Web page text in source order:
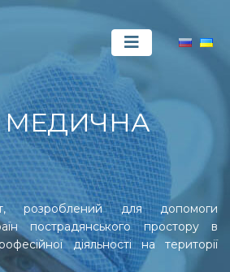
МЕДИЧНА
розроблений для допомоги
пострадянського простору в
діяльності на території